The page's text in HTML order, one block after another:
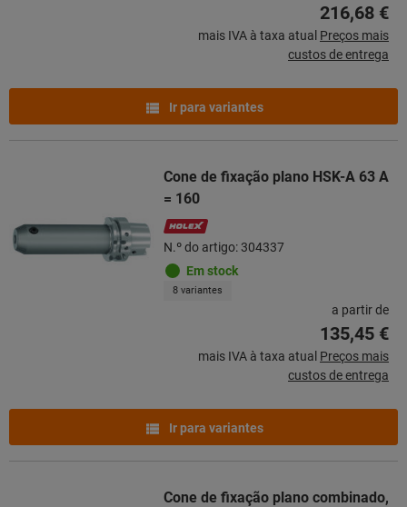
216,68 €
mais IVA à taxa atual Preços mais
custos de entrega
Ir para variantes
Cone de fixação plano HSK-A 63 A
= 160
N.º do artigo: 304337
Em stock
8 variantes
a partir de
135,45 €
mais IVA à taxa atual Preços mais
custos de entrega
Ir para variantes
Cone de fixação plano combinado,